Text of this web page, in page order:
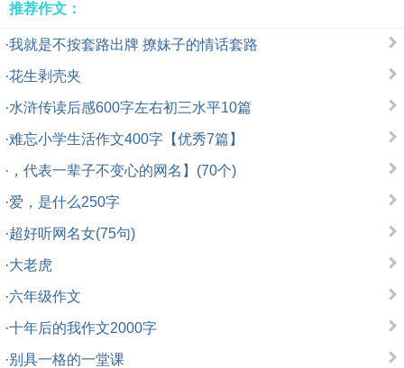
推荐作文：
·我就是不按套路出牌 撩妹子的情话套路
·花生剥壳夹
·水浒传读后感600字左右初三水平10篇
·难忘小学生活作文400字【优秀7篇】
· ，代表一辈子不变心的网名】(70个)
·爱，是什么250字
·超好听网名女(75句)
·大老虎
·六年级作文
·十年后的我作文2000字
·别具一格的一堂课